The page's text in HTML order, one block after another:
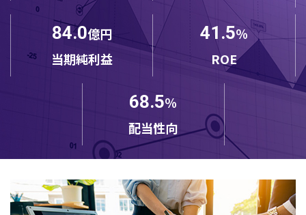
84.0億円
当期純利益
41.5％
ROE
68.5％
配当性向